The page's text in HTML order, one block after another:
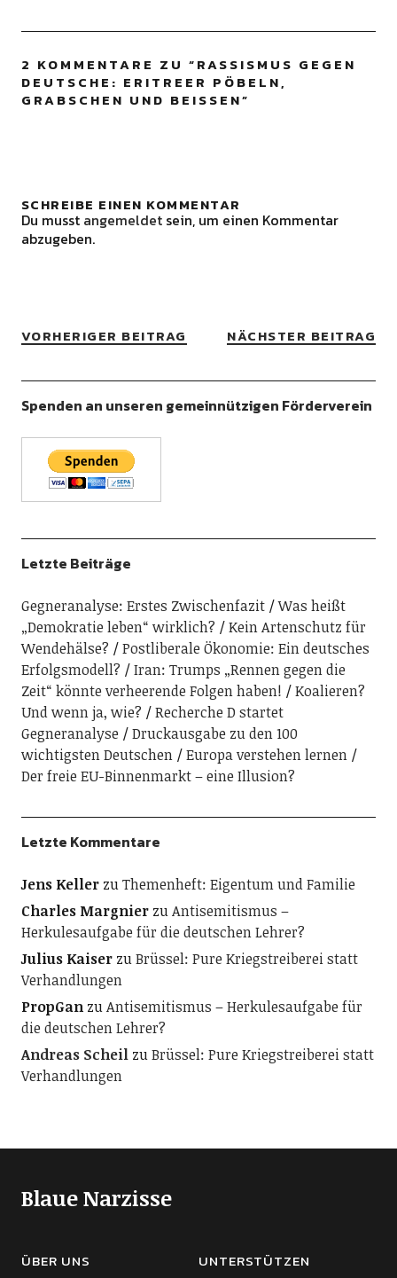
2 KOMMENTARE ZU “RASSISMUS GEGEN
DEUTSCHE: ERITREER PÖBELN,
GRABSCHEN UND BEISSEN
”
SCHREIBE EINEN KOMMENTAR
Du musst angemeldetsein, um einen Kommentar
abzugeben.
VORHERIGER BEITRAG NÄCHSTER BEITRAG
Spenden an unseren gemeinnützigen Förderverein
Letzte Beiträge
Gegneranalyse: Erstes Zwischenfazit
Was heißt
„Demokratie leben“ wirklich?
Kein Artenschutz für
Wendehälse?
Postliberale Ökonomie: Ein deutsches
Erfolgsmodell?
Iran: Trumps „Rennen gegen die
Zeit“ könnte verheerende Folgen haben!
Koalieren?
Und wenn ja, wie?
Recherche D startet
Gegneranalyse
Druckausgabe zu den 100
wichtigsten Deutschen
Europa verstehen lernen
Der freie EU-Binnenmarkt – eine Illusion?
Letzte Kommentare
Jens KellerzuThemenheft: Eigentum und Familie
Charles MargnierzuAntisemitismus –
Herkulesaufgabe für die deutschen Lehrer?
Julius KaiserzuBrüssel: Pure Kriegstreiberei statt
Verhandlungen
PropGanzuAntisemitismus – Herkulesaufgabe für
die deutschen Lehrer?
Andreas ScheilzuBrüssel: Pure Kriegstreiberei statt
Verhandlungen
Blaue Narzisse
ÜBER UNS UNTERSTÜTZEN